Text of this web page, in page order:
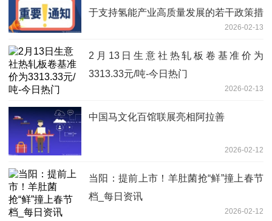
于支持氢能产业高质量发展的若干政策措
2026-02-13
2月13日生意社热轧板卷基准价为
3313.33元/吨-今日热门
2026-02-13
中国马文化百馆联展亮相阿拉善
2026-02-12
当阳：提前上市！羊肚菌抢“鲜”撞上春节
档_每日资讯
2026-02-12